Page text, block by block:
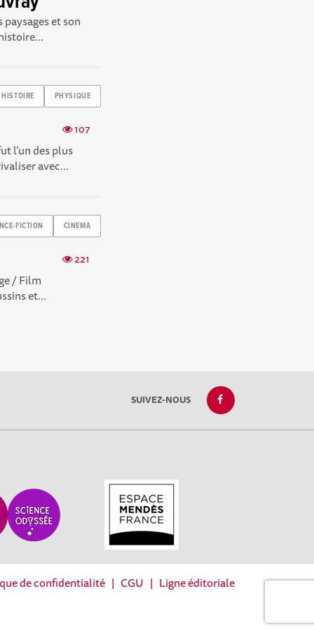
Personnalisez vos préférences pour contrôler
et son
HISTOIRE PHYSIQUE
107
l’un des plus
avec...
FICTION CINEMA
221
/ Film
et...
SUIVEZ-NOUS
de confidentialité| CGU | Ligne éditoriale